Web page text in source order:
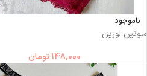
ناموجود
سوتین لورین
148,000 تومان